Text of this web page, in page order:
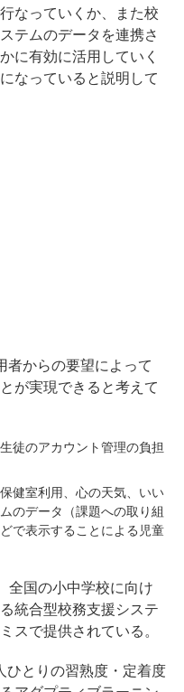
なっていくか、また校
テムのデータを連携さ
に有効に活用していく
なっていると説明して
者からの要望によって
が実現できると考えて
徒のアカウント管理の負担
健室利用、心の天気、いい
のデータ（課題への取り組
で表示することによる児童
全国の小中学校に向け
統合型校務支援システ
スで提供されている。
ひとりの習熟度・定着度